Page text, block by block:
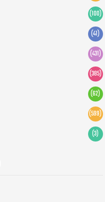
(100)
(41)
(431)
(385)
(62)
(599)
(3)